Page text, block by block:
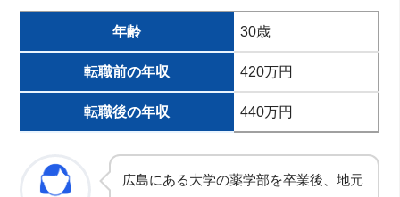
年齢 30歳
転職前の年収 420万円
転職後の年収 440万円
広島にある大学の薬学部を卒業後、地元